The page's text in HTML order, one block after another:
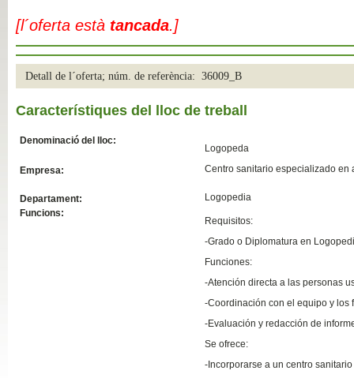
[l´oferta està tancada.]
Detall de l´oferta; núm. de referència: 36009_B
Característiques del lloc de treball
Denominació del lloc:
Logopeda
Empresa:
Centro sanitario especializado en
Departament:
Logopedia
Funcions:
Requisitos:
-Grado o Diplomatura en
Funciones:
-Atención directa a las personas
-Coordinación con el equipo y los
-Evaluación y redacción de
Se ofrece:
-Incorporarse a un centro